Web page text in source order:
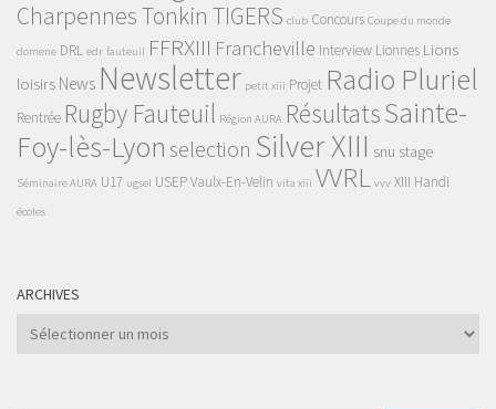
Charpennes Tonkin TIGERS club Concours Coupe du monde
domene DRL edr fauteuil FFRXIII Francheville Interview Lionnes Lions
loisirs News Newsletter petit xiii Projet Radio Pluriel
Rentrée Rugby Fauteuil Région AURA RésultatsSainte-
Foy-lès-Lyon selection Silver XIII snu stage
Séminaire AURA U17 ugsel USEPVaulx-En-Velin vita xiii VVRL vvv XIII Handi
écoles
ARCHIVES
Archives